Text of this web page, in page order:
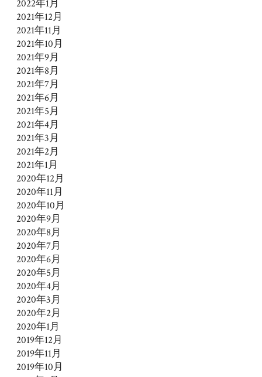
2022年1月
2021年12月
2021年11月
2021年10月
2021年9月
2021年8月
2021年7月
2021年6月
2021年5月
2021年4月
2021年3月
2021年2月
2021年1月
2020年12月
2020年11月
2020年10月
2020年9月
2020年8月
2020年7月
2020年6月
2020年5月
2020年4月
2020年3月
2020年2月
2020年1月
2019年12月
2019年11月
2019年10月